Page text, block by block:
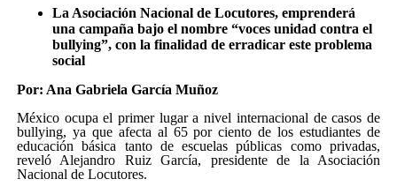
La Asociación Nacional de Locutores, emprenderá
una campaña bajo el nombre “voces unidad contra el
bullying”, con la finalidad de erradicar este problema
social
Por: Ana Gabriela García Muñoz
México ocupa el primer lugar a nivel internacional de casos de
bullying, ya que afecta al 65 por ciento de los estudiantes de
educación básica tanto de escuelas públicas como privadas,
reveló Alejandro Ruiz García, presidente de la Asociación
Nacional de Locutores.